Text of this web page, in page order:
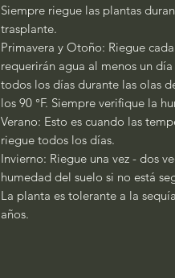
Siempre riegue las plantas
trasplante.
Primavera y Otoño: Riegue
requerirán agua al menos un
todos los días durante las olas
los 90 °F. Siempre verifique la
Verano: Esto es cuando las
riegue todos los días.
Invierno: Riegue una vez - dos
humedad del suelo si no está
La planta es tolerante a la
años.